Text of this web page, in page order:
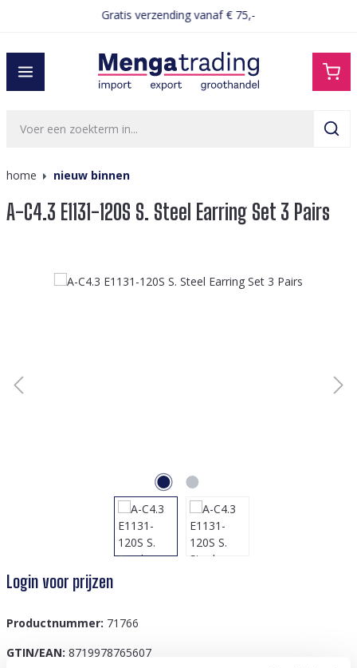
Gratis verzending vanaf € 75,-
home nieuw binnen
A-C4.3 E1131-120S S. Steel Earring Set 3 Pairs
Afbeeldingengalerij overslaan
Login voor prijzen
Productnummer: 71766
GTIN/EAN: 8719978765607